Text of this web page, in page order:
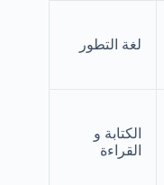
لغة التطور
الكتابة و
القراءة